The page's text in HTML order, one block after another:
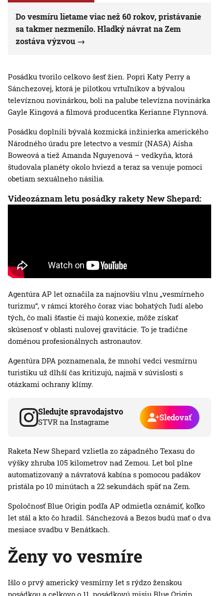
Do vesmíru lietame viac než 60 rokov, pristávanie
sa takmer nezmenilo. Hladký návrat na Zem
zostáva výzvou
Posádku tvorilo celkovo šesť žien. Popri Katy Perry a
Sánchezovej, ktorá je pilotkou vrtuľníkov a bývalou
televíznou novinárkou, boli na palube televízna novinárka
Gayle Kingová a filmová producentka Kerianne Flynnová.
Posádku doplnili bývalá kozmická inžinierka amerického
Národného úradu pre letectvo a vesmír (NASA) Aisha
Boweová a tiež Amanda Nguyenová – vedkyňa, ktorá
študovala planéty okolo hviezd a teraz sa venuje pomoci
obetiam sexuálneho násilia.
Videozáznam letu posádky rakety New Shepard:
Agentúra AP let označila za najnovšiu vlnu „vesmírneho
turizmu“, v rámci ktorého čoraz viac bohatých ľudí alebo
tých, čo mali šťastie či majú konexie, môže získať
skúsenosť v oblasti nulovej gravitácie. To je tradične
doménou profesionálnych astronautov.
Agentúra DPA poznamenala, že mnohí vedci vesmírnu
turistiku už dlhší čas kritizujú, najmä v súvislosti s
otázkami ochrany klímy.
Sledujte spravodajstvo
STVR na Instagrame Sledovať
Raketa New Shepard vzlietla zo západného Texasu do
výšky zhruba 105 kilometrov nad Zemou. Let bol plne
automatizovaný a návratová kabína s pomocou padákov
pristála po 10 minútach a 22 sekundách späť na Zem.
Spoločnosť Blue Origin podľa AP odmietla oznámiť, koľko
let stál a kto čo hradil. Sánchezová a Bezos budú mať o dva
mesiace svadbu v Benátkach.
Ženy vo vesmíre
Išlo o prvý americký vesmírny let s rýdzo ženskou
posádkou a celkovo o 11. posádkovú misiu Blue Origin.